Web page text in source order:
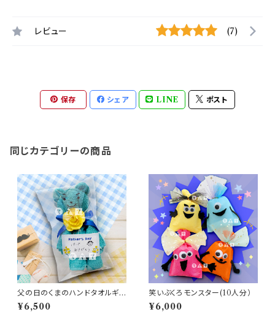
レビュー (7)
保存 シェア LINE ポスト
同じカテゴリーの商品
父の日のくまのハンドタオルギフ
ト（10人分）
¥6,500
笑いぶくろモンスター(10人分）
¥6,000